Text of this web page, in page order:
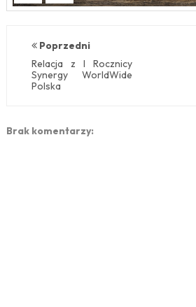
Poprzedni
Relacja z I Rocznicy
Synergy WorldWide
Polska
Brak komentarzy: